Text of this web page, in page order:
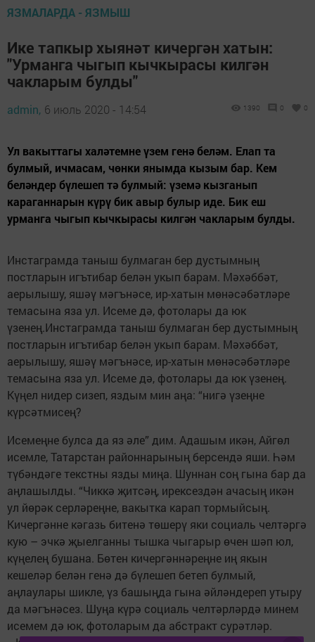
ЯЗМАЛАРДА - ЯЗМЫШ
Ике тапкыр хыянәт кичергән хатын:
"Урманга чыгып кычкырасы килгән
чакларым булды"
admin, 6 июль 2020 - 14:54 1390 0 0
Ул вакыттагы халәтемне үзем генә беләм. Елап та
булмый, ичмасам, чөнки янымда кызым бар. Кем
беләндер бүлешеп тә булмый: үземә кызганып
караганнарын күрү бик авыр булыр иде. Бик еш
урманга чыгып кычкырасы килгән чакларым булды.
Инстаграмда таныш булмаган бер дустымның
постларын игътибар белән укып барам. Мәхәббәт,
аерылышу, яшәү мәгънәсе, ир-хатын мөнәсәбәтләре
темасына яза ул. Исеме дә, фотолары да юк
үзенең.Инстаграмда таныш булмаган бер дустымның
постларын игътибар белән укып барам. Мәхәббәт,
аерылышу, яшәү мәгънәсе, ир-хатын мөнәсәбәтләре
темасына яза ул. Исеме дә, фотолары да юк үзенең.
Күңел нидер сизеп, яздым мин аңа: “нигә үзеңне
күрсәтмисең?
Исемеңне булса да яз әле” дим. Адашым икән, Айгөл
исемле, Татарстан районнарының берсендә яши. Һәм
түбәндәге текстны язды миңа. Шуннан соң гына бар да
аңлашылды. “Чиккә җитсәң, ирексездән ачасың икән
ул йөрәк серләреңне, вакытка карап тормыйсың.
Кичергәнне кәгазь битенә төшерү яки социаль челтәргә
кую – эчкә җыелганны тышка чыгарыр өчен шәп юл,
күңелең бушана. Бөтен кичергәннәреңне иң якын
кешеләр белән генә дә бүлешеп бетеп булмый,
аңлаулары шикле, үз башыңда гына әйләндереп утыру
да мәгънәсез. Шуңа күрә социаль челтәрләрдә минем
исемем дә юк, фотоларым да абстракт сурәтләр.